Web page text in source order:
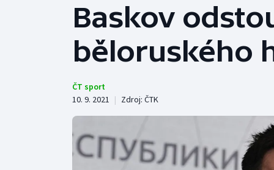
Hokej
Tenis
Cyklistika
Baseball a softbal
Basketbal
Boby a skeleton
Box
Baskov
běloruského
ČT sport
10. 9. 2021 | Zdroj: ČTK